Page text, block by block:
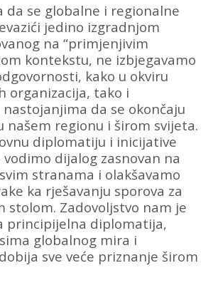
da se globalne i regionalne
jedino izgradnjom
na “primjenjivim
kontekstu, ne izbjegavamo
kako u okviru
organizacija, tako i
da se okončaju
našem regionu i širom svijeta.
diplomatiju i inicijative
dijalog zasnovan na
stranama i olakšavamo
ka rješavanju sporova za
stolom. Zadovoljstvo nam je
principijelna diplomatija,
globalnog mira i
sve veće priznanje širom